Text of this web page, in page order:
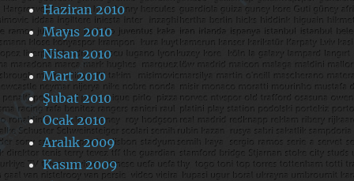
Haziran 2010
Mayıs 2010
Nisan 2010
Mart 2010
Şubat 2010
Ocak 2010
Aralık 2009
Kasım 2009